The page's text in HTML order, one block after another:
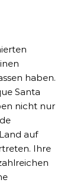
haben.
Santa
nicht nur
auf
Ihre